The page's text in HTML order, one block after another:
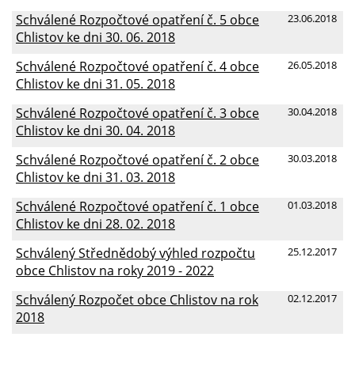
23.06.2018
Schválené Rozpočtové opatření č. 5 obce
Chlistov ke dni 30. 06. 2018
26.05.2018
Schválené Rozpočtové opatření č. 4 obce
Chlistov ke dni 31. 05. 2018
30.04.2018
Schválené Rozpočtové opatření č. 3 obce
Chlistov ke dni 30. 04. 2018
30.03.2018
Schválené Rozpočtové opatření č. 2 obce
Chlistov ke dni 31. 03. 2018
01.03.2018
Schválené Rozpočtové opatření č. 1 obce
Chlistov ke dni 28. 02. 2018
25.12.2017
Schválený Střednědobý výhled rozpočtu
obce Chlistov na roky 2019 - 2022
02.12.2017
Schválený Rozpočet obce Chlistov na rok
2018